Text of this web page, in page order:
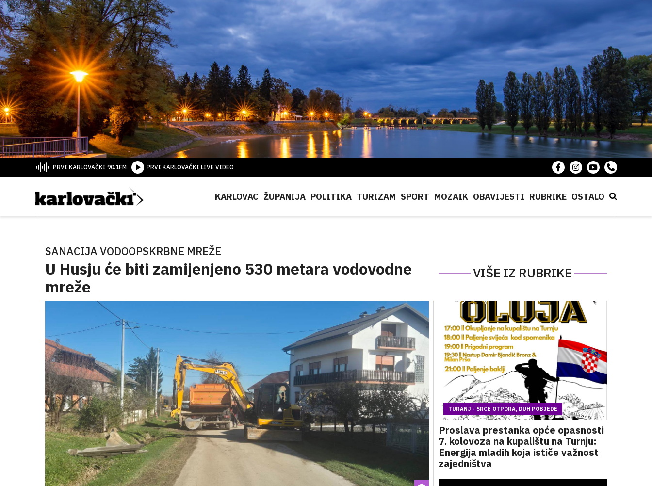
PRVI KARLOVAČKI 90.1FM PRVI KARLOVAČKI LIVE VIDEO
KARLOVAC ŽUPANIJA POLITIKA TURIZAM SPORT MOZAIK OBAVIJESTI RUBRIKE OSTALO
SANACIJA VODOOPSKRBNE MREŽE
U Husju će biti zamijenjeno 530 metara vodovodne
mreže
VIŠE IZ RUBRIKE
TURANJ - SRCE OTPORA, DUH POBJEDE
Proslava prestanka opće opasnosti
7. kolovoza na kupalištu na Turnju:
Energija mladih koja ističe važnost
zajedništva